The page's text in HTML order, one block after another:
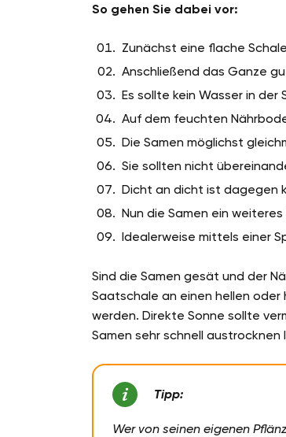
So gehen Sie dabei vor:
Zunächst eine flache
Anschließend das Ganze
Es sollte kein Wasser in der
Auf dem feuchten
Die Samen möglichst
Sie sollten nicht
Dicht an dicht ist dagegen
Nun die Samen ein
Idealerweise mittels einer
Sind die Samen gesät und der
Saatschale an einen hellen
werden. Direkte Sonne sollte
Samen sehr schnell austrocknen
Tipp:
Wer von seinen eigenen